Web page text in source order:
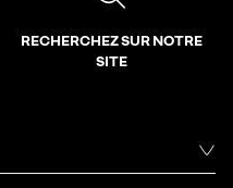
RECHERCHEZ SUR NOTRE
SITE